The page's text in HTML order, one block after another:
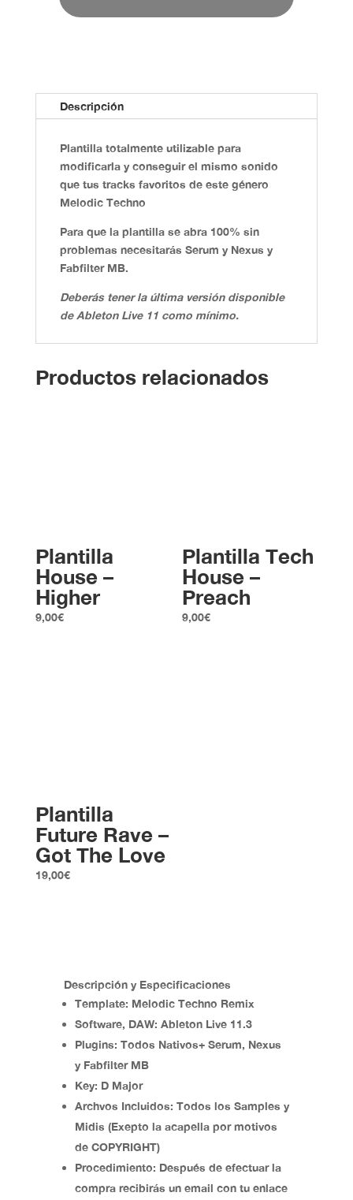
Descripción
Plantilla totalmente utilizable para
modificarla y conseguir el mismo sonido
que tus tracks favoritos de este género
Melodic Techno
Para que la plantilla se abra 100% sin
problemas necesitarás Serum y Nexus y
Fabfilter MB.
Deberás tener la última versión disponible
de Ableton Live 11 como mínimo.
Productos relacionados
Plantilla
House –
Higher
9,00€
Plantilla Tech
House –
Preach
9,00€
Plantilla
Future Rave –
Got The Love
19,00€
Descripción y Especificaciones
Template: Melodic Techno Remix
Software, DAW: Ableton Live 11.3
Plugins: Todos Nativos+ Serum, Nexus
y Fabfilter MB
Key: D Major
Archvos Incluidos: Todos los Samples y
Midis (Exepto la acapella por motivos
de COPYRIGHT)
Procedimiento: Después de efectuar la
compra recibirás un email con tu enlace